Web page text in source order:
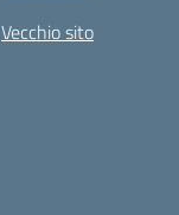
Vecchio sito